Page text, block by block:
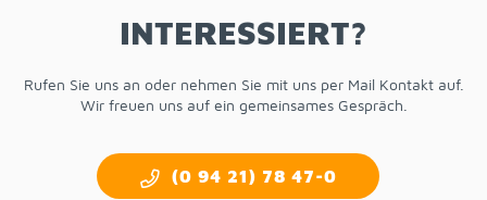
IN­TER­ES­SIERT?
Ru­fen Sie uns an oder neh­men Sie mit uns per Mail Kon­takt auf.
Wir freu­en uns auf ein ge­mein­sa­mes Ge­spräch.
(0 94 21) 78 47-0